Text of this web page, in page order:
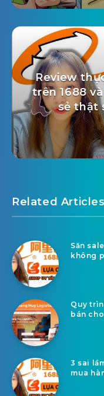
Review
trên 1688
sẻ thật
Related Articles
Săn
không
Quy
bán
3 sai
mua